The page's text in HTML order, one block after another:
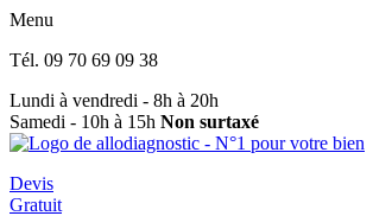
Menu
Tél. 09 70 69 09 38
Lundi à vendredi - 8h à 20h
Samedi - 10h à 15h Non surtaxé
Devis
Gratuit